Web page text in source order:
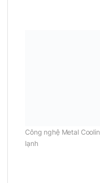
Công nghệ Metal
lạnh